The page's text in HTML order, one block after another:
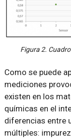
Figura 2.
Como se puede
mediciones
existen en los
químicas en el
diferencias entre
múltiples: